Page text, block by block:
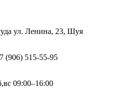
ул. Ленина, 23, Шуя
(906) 515-55-95
09:00–16:00